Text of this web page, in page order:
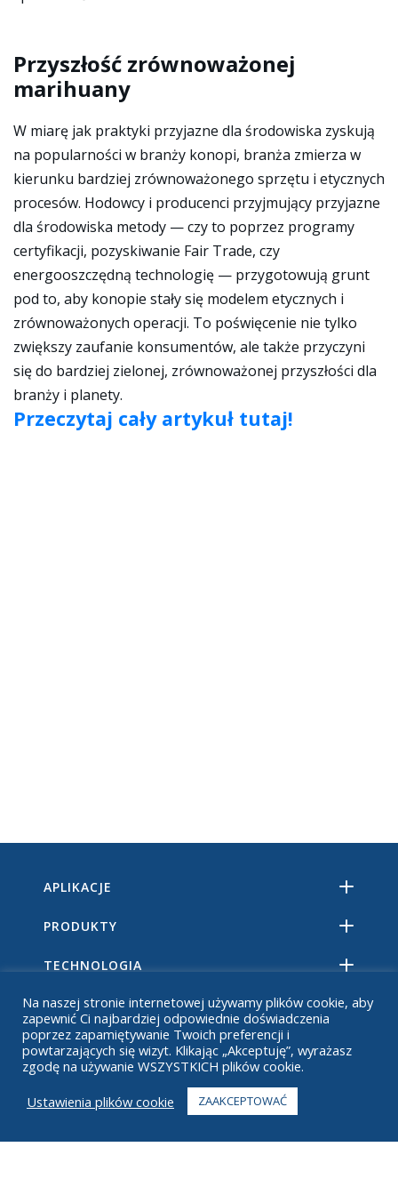
Przyszłość zrównoważonej
marihuany
W miarę jak praktyki przyjazne dla środowiska zyskują
na popularności w branży konopi, branża zmierza w
kierunku bardziej zrównoważonego sprzętu i etycznych
procesów. Hodowcy i producenci przyjmujący przyjazne
dla środowiska metody — czy to poprzez programy
certyfikacji, pozyskiwanie Fair Trade, czy
energooszczędną technologię — przygotowują grunt
pod to, aby konopie stały się modelem etycznych i
zrównoważonych operacji. To poświęcenie nie tylko
zwiększy zaufanie konsumentów, ale także przyczyni
się do bardziej zielonej, zrównoważonej przyszłości dla
branży i planety.
Przeczytaj cały artykuł tutaj!
APLIKACJE
PRODUKTY
TECHNOLOGIA
ZASOBY
O
Na naszej stronie internetowej używamy plików cookie, aby
zapewnić Ci najbardziej odpowiednie doświadczenia
poprzez zapamiętywanie Twoich preferencji i
powtarzających się wizyt. Klikając „Akceptuję”, wyrażasz
zgodę na używanie WSZYSTKICH plików cookie.
Ustawienia plików cookie
ZAAKCEPTOWAĆ